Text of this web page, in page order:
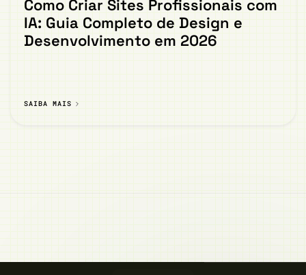
Como Criar Sites Profissionais com
IA: Guia Completo de Design e
Desenvolvimento em 2026
SAIBA MAIS